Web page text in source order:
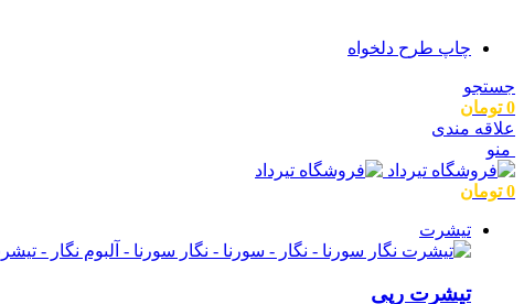
چاپ طرح دلخواه
جستجو
0 تومان
علاقه مندی
منو
0 تومان
تیشرت
تیشرت رپی